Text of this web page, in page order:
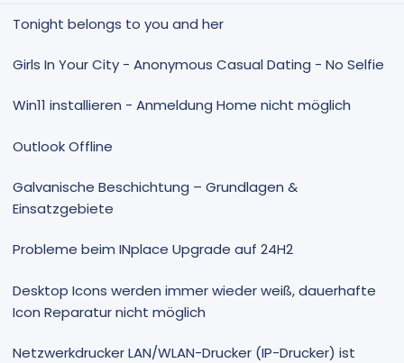
Tonight belongs to you and her
Girls In Your City - Anonymous Casual Dating - No Selfie
Win11 installieren - Anmeldung Home nicht möglich
Outlook Offline
Galvanische Beschichtung – Grundlagen &
Einsatzgebiete
Probleme beim INplace Upgrade auf 24H2
Desktop Icons werden immer wieder weiß, dauerhafte
Icon Reparatur nicht möglich
Netzwerkdrucker LAN/WLAN-Drucker (IP-Drucker) ist